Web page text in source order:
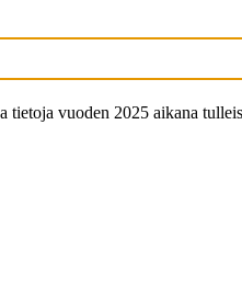
vuoden 2025 aikana